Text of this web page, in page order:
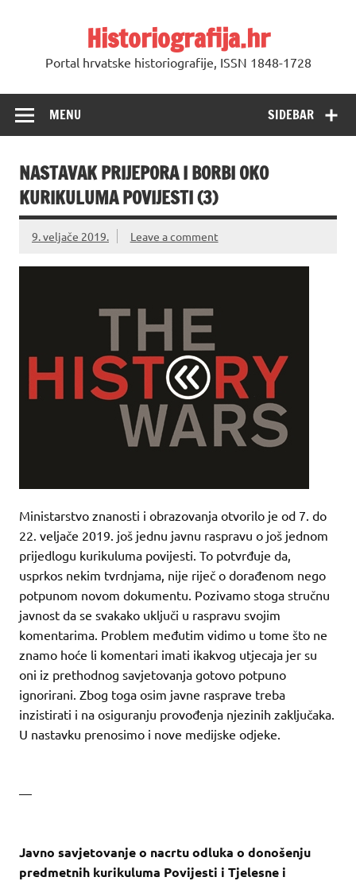
Historiografija.hr
Portal hrvatske historiografije, ISSN 1848-1728
SIDEBAR
MENU
NASTAVAK PRIJEPORA I BORBI OKO
KURIKULUMA POVIJESTI (3)
9. veljače 2019. Leave a comment
Ministarstvo znanosti i obrazovanja otvorilo je od 7. do
22. veljače 2019. još jednu javnu raspravu o još jednom
prijedlogu kurikuluma povijesti. To potvrđuje da,
usprkos nekim tvrdnjama, nije riječ o dorađenom nego
potpunom novom dokumentu. Pozivamo stoga stručnu
javnost da se svakako uključi u raspravu svojim
komentarima. Problem međutim vidimo u tome što ne
znamo hoće li komentari imati ikakvog utjecaja jer su
oni iz prethodnog savjetovanja gotovo potpuno
ignorirani. Zbog toga osim javne rasprave treba
inzistirati i na osiguranju provođenja njezinih zaključaka.
U nastavku prenosimo i nove medijske odjeke.
—
Javno savjetovanje o nacrtu odluka o donošenju
predmetnih kurikuluma Povijesti i Tjelesne i